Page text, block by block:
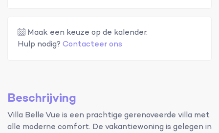
Maak een keuze op de kalender.
Hulp nodig? Contacteer ons
Beschrijving
Villa Belle Vue is een prachtige gerenoveerde villa met
alle moderne comfort. De vakantiewoning is gelegen in